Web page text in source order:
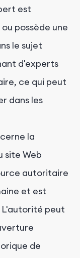
est
possède une
le sujet
d'experts
ce qui peut
dans les
la
site Web
autoritaire
et est
peut
de